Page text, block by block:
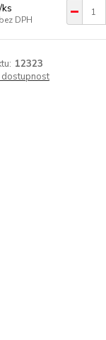
ks
bez DPH
12323
dostupnost